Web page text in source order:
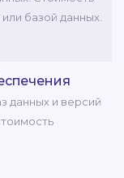
базой данных.
данных и версий